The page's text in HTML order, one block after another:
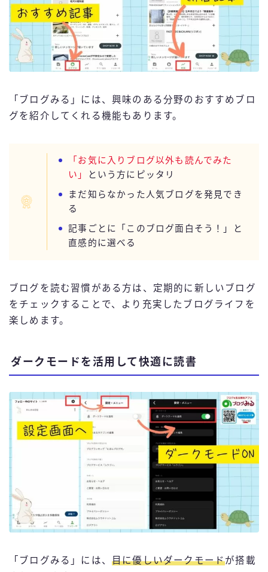
「ブログみる」には、興味のある分野のおすすめブロ
グを紹介してくれる機能もあります。
「お気に入りブログ以外も読んでみた
い」
という方にピッタリ
まだ知らなかった人気ブログを発見でき
る
記事ごとに「このブログ面白そう！」と
直感的に選べる
ブログを読む習慣がある方は、定期的に新しいブログ
をチェックすることで、より充実したブログライフを
楽しめます。
ダークモードを活用して快適に読書
「ブログみる」には、 目に優しいダークモードが搭載